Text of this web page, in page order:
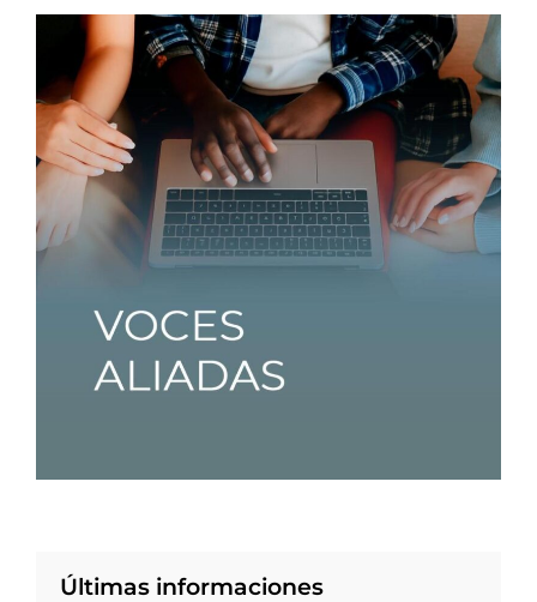
Últimas informaciones